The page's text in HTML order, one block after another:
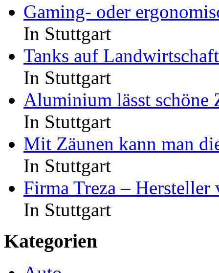
Gaming- oder
In Stuttgart
Tanks auf
In Stuttgart
Aluminium lässt schöne
In Stuttgart
Mit Zäunen kann man
In Stuttgart
Firma Treza –
In Stuttgart
Kategorien